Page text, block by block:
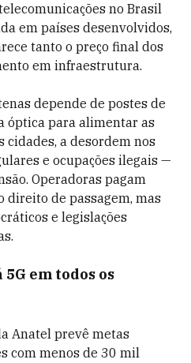
no Brasil
em países desenvolvidos,
tanto o preço final dos
em infraestrutura.
depende de postes de
óptica para alimentar as
cidades, a desordem nos
e ocupações ilegais —
Operadoras pagam
direito de passagem, mas
e legislações
em todos os
Anatel prevê metas
com menos de 30 mil